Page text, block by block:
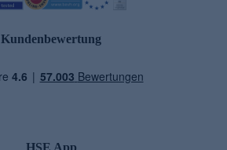
Kundenbewertung
HSE App